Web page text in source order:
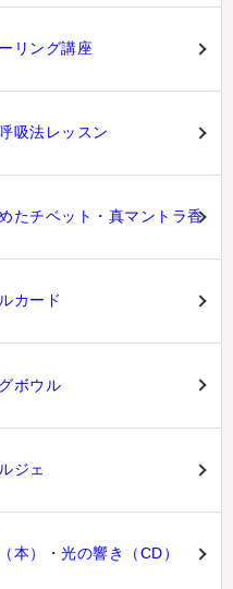
リング講座
吸法レッスン
たチベット・真マントラ香
カード
ボウル
ジェ
本）・光の響き（CD）